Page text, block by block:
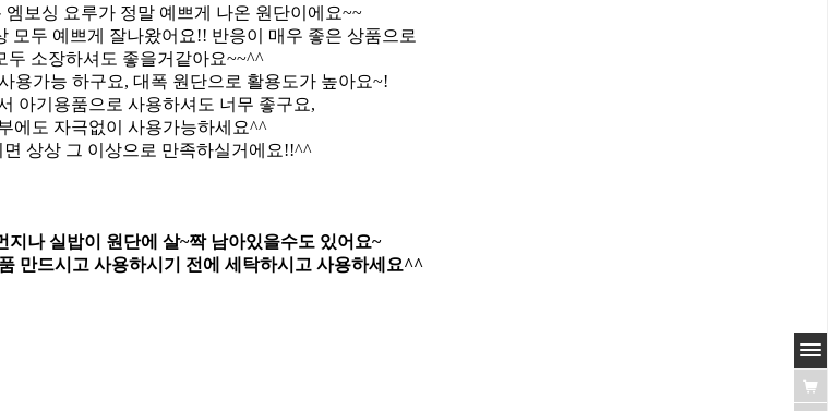
엠보싱 요루가 정말 예쁘게 나온 원단이에요~~
모두 예쁘게 잘나왔어요!! 반응이 매우 좋은 상품으로
두 소장하셔도 좋을거같아요~~^^
용가능 하구요, 대폭 원단으로 활용도가 높아요~!
아기용품으로 사용하셔도 너무 좋구요,
에도 자극없이 사용가능하세요^^
상상 그 이상으로 만족하실거에요!!^^
지나 실밥이 원단에 살~짝 남아있을수도 있어요~
만드시고 사용하시기 전에 세탁하시고 사용하세요^^